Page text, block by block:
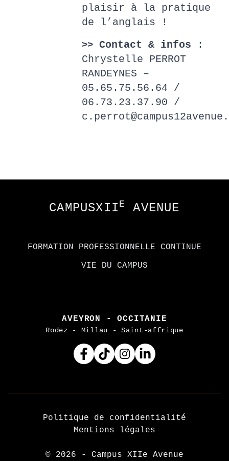
plaisir à la pratique
de l’anglais !
>> Contact & infos :
Chrystelle PERROT
RANDEYNES –
05.65.75.56.64 /
06.73.23.37.90 /
CAMPUSXII E AVENUE
FORMATION PROFESSIONNELLE CONTINUE
VIE DU CAMPUS
AVEYRON - OCCITANIE
Rodez - Millau - Saint-affrique
Facebook
TiktokInstagram
Linkedin
Politique de confidentialité
Mentions légales
© 2026 - Campus XIIe Avenue